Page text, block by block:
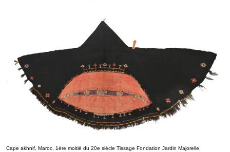
Cape akhnif, Maroc, 1ère moitié du 20e siècle Tissage Fondation Jardin Majorelle,